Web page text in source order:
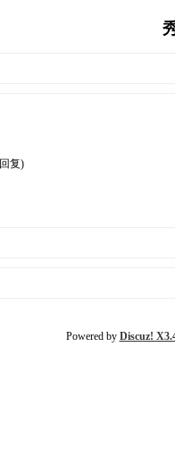
复)
Powered by Discuz!